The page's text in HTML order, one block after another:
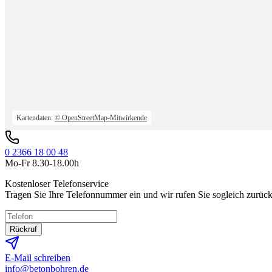
Kartendaten: © OpenStreetMap-Mitwirkende
0 2366 18 00 48
Mo-Fr 8.30-18.00h
Kostenloser Telefonservice
Tragen Sie Ihre Telefonnummer ein und wir rufen Sie sogleich
Rückruf
E-Mail schreiben
info@betonbohren.de